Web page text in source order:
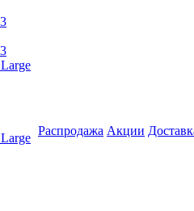
Распродажа Акции